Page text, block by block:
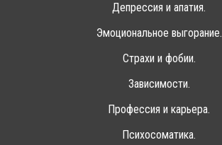
Депрессия и апатия.
Эмоциональное выгорание.
Страхи и фобии.
Зависимости.
Профессия и карьера.
Психосоматика.